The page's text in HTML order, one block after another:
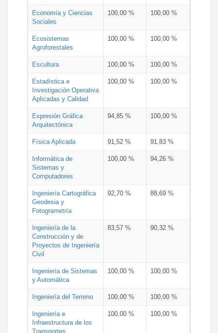
Economía y Ciencias
Sociales
100,00 % 100,00 %
Ecosistemas
Agroforestales
100,00 % 100,00 %
Escultura 100,00 % 100,00 %
Estadística e
Investigación Operativa
Aplicadas y Calidad
100,00 % 100,00 %
Expresión Gráfica
Arquitectónica
94,85 % 100,00 %
Física Aplicada 91,52 % 91,83 %
Informática de
Sistemas y
Computadores
100,00 % 94,26 %
Ingeniería Cartográfica
Geodesia y
Fotogrametría
92,70 % 88,69 %
Ingeniería de la
Construcción y de
Proyectos de Ingeniería
Civil
83,57 % 90,32 %
Ingeniería de Sistemas
y Automática
100,00 % 100,00 %
Ingeniería del Terreno 100,00 % 100,00 %
Ingeniería e
Infraestructura de los
Transportes
100,00 % 100,00 %